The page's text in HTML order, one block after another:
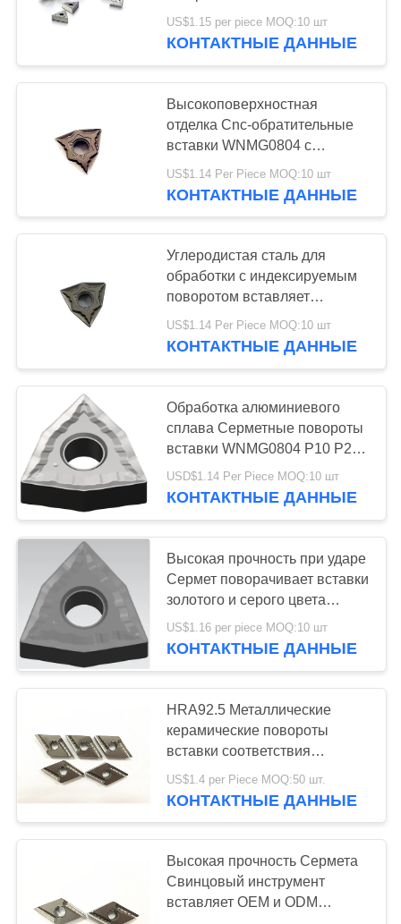
ЗАПРОСИТЕ
САЙТА
ПОЛИТИКА
КОНФИДЕНЦИАЛЬНОСТИ
CNC калибруя
вставки
Вставки
подшипника
17
Вставки сверла u
Твердые режущие
инструменты
55
Абразивные диски
диаманта
Сильное сопротивление
сцеплению WNMG0804
US$1.15 per piece MOQ:10 шт
КОНТАКТНЫЕ ДАННЫЕ
Высокоповерхностная
отделка Cnc-обратительные
вставки WNMG0804 с
сертификацией GB/T 19001-
2016
US$1.14 Per Piece MOQ:10 шт
КОНТАКТНЫЕ ДАННЫЕ
Углеродистая сталь для
обработки с индексируемым
поворотом вставляет
длительный срок службы
WNMG0804
US$1.14 Per Piece MOQ:10 шт
КОНТАКТНЫЕ ДАННЫЕ
Обработка алюминиевого
сплава Серметные повороты
вставки WNMG0804 P10 P20
ISO класс
USD$1.14 Per Piece MOQ:10 шт
КОНТАКТНЫЕ ДАННЫЕ
Высокая прочность при ударе
Сермет поворачивает вставки
золотого и серого цвета
40HRC WNMG WNMG08
US$1.16 per piece MOQ:10 шт
КОНТАКТНЫЕ ДАННЫЕ
HRA92.5 Металлические
керамические повороты
вставки соответствия
стандарту ISO DNMG
DNMG1504
US$1.4 per Piece MOQ:50 шт.
КОНТАКТНЫЕ ДАННЫЕ
Высокая прочность Сермета
Свинцовый инструмент
вставляет OEM и ODM